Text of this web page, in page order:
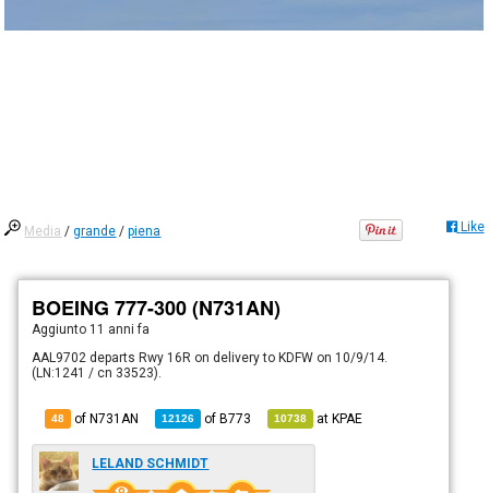
Media /grande /piena Like
BOEING 777-300 (N731AN)
Aggiunto 11 anni fa
AAL9702 departs Rwy 16R on delivery to KDFW on 10/9/14.
(LN:1241 / cn 33523).
48 of N731AN 12126 ofB773 10738 atKPAE
LELAND SCHMIDT